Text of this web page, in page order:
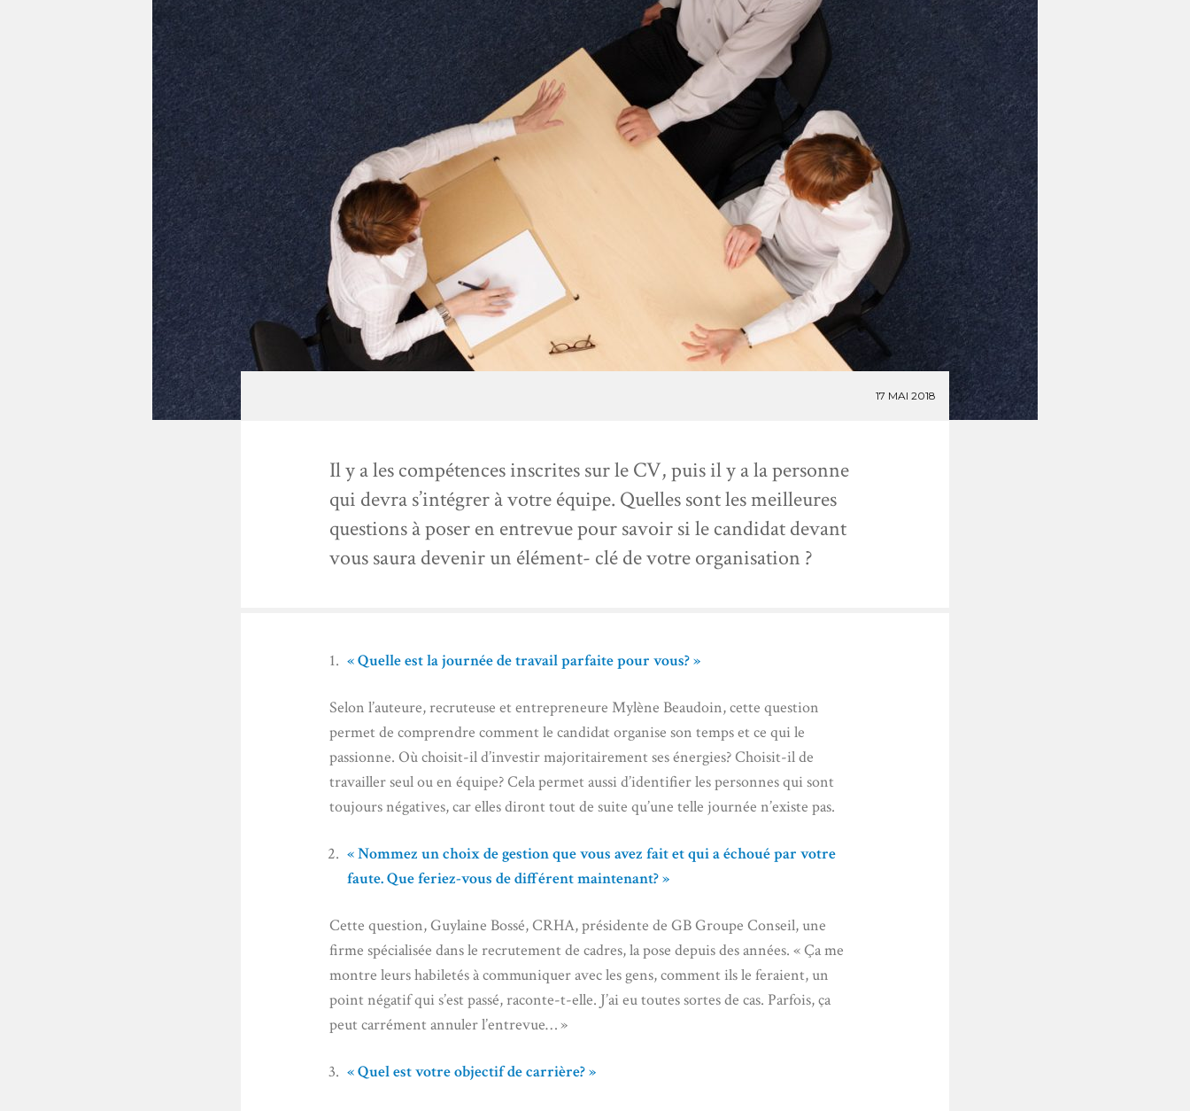
17 MAI 2018
Il y a les compétences inscrites sur le CV, puis il y a la personne
qui devra s’intégrer à votre équipe. Quelles sont les meilleures
questions à poser en entrevue pour savoir si le candidat devant
vous saura devenir un élément- clé de votre organisation ?
« Quelle est la journée de travail parfaite pour vous? »
Selon l’auteure, recruteuse et entrepreneure Mylène Beaudoin, cette question
permet de comprendre comment le candidat organise son temps et ce qui le
passionne. Où choisit-il d’investir majoritairement ses énergies? Choisit-il de
travailler seul ou en équipe? Cela permet aussi d’identifier les personnes qui sont
toujours négatives, car elles diront tout de suite qu’une telle journée n’existe pas.
« Nommez un choix de gestion que vous avez fait et qui a échoué par votre
faute. Que feriez-vous de différent maintenant? »
Cette question, Guylaine Bossé, CRHA, présidente de GB Groupe Conseil, une
firme spécialisée dans le recrutement de cadres, la pose depuis des années. « Ça me
montre leurs habiletés à communiquer avec les gens, comment ils le feraient, un
point négatif qui s’est passé, raconte-t-elle. J’ai eu toutes sortes de cas. Parfois, ça
peut carrément annuler l’entrevue… »
« Quel est votre objectif de carrière? »